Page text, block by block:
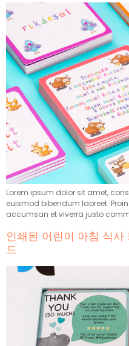
Lorem ipsum dolor sit amet,
euismod bibendum laoreet.
accumsan et viverra justo
인쇄된 어린이 아침 식
드